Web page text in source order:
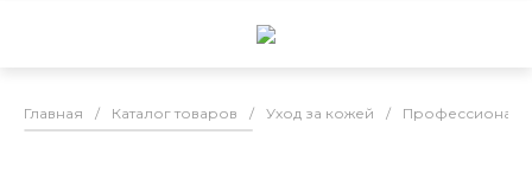
Главная / Каталог товаров / Уход за кожей /